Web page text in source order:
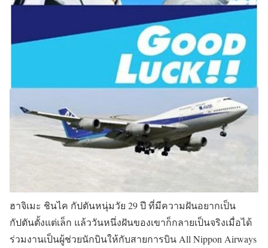
ฮาจิเมะ ชินไค กัปตันหนุ่มวัย 29 ปี ที่มีความฝันอยากเป็น
กัปตันตั้งแต่เล็ก แล้ววันหนึ่งฝันของเขาก็กลายเป็นจริงเมื่อได้
ร่วมงานเป็นผู้ช่วยนักบินให้กับสายการบิน All Nippon Airways